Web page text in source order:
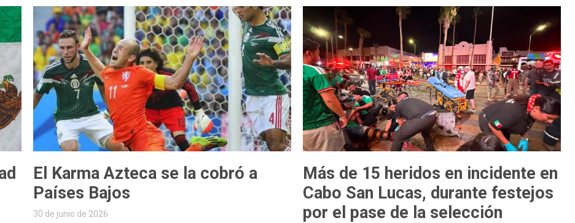
El Karma Azteca se la cobró a
Países Bajos
30 de junio de 2026
Más de 15 heridos en incidente en
Cabo San Lucas, durante festejos
por el pase de la selección